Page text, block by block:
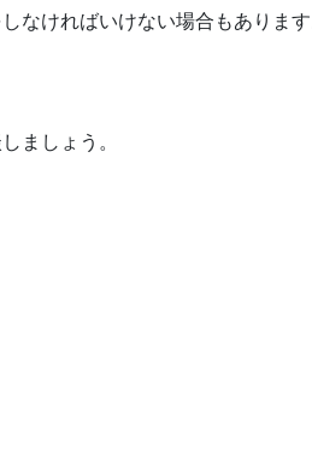
なければいけない場合もありま
ましょう。